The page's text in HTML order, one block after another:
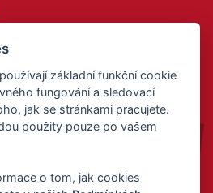
základní funkční cookie
fungování a sledovací
jak se stránkami pracujete.
použity pouze po vašem
o tom, jak cookies